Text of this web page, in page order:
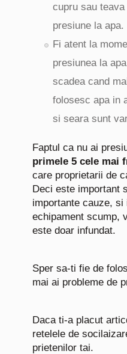
cupru sau
presiune la apa.
Fi atent la
presiunea la
scadea cand
folosesc apa in
si seara sunt
Faptul ca nu ai
primele 5 cele mai
care proprietarii de
Deci este important
importante cauze,
echipament scump,
este doar infundat.
Sper sa-ti fie de
mai ai probleme de
Daca ti-a placut
retelele de
prietenilor tai.